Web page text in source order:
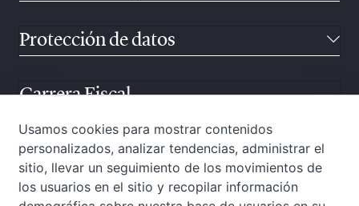
Protección de datos
Carrera Fiscal
Atención ciudadana
Usamos cookies para mostrar contenidos
personalizados, analizar tendencias, administrar el
sitio, llevar un seguimiento de los movimientos de
los usuarios en el sitio y recopilar información